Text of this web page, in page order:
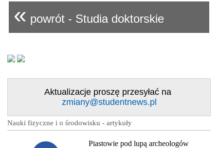
« powrót - Studia doktorskie
Aktualizacje proszę przesyłać na
zmiany@studentnews.pl
Nauki fizyczne i o środowisku - artykuły
Piastowie pod lupą archeologów